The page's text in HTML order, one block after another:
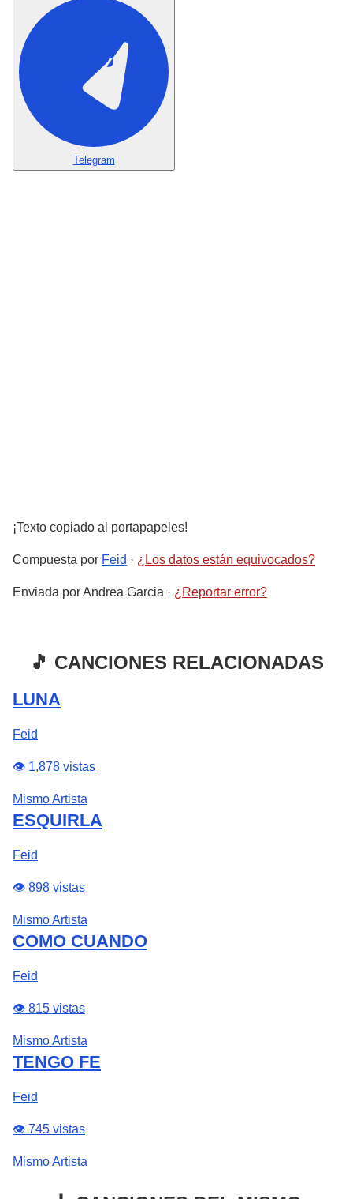
Telegram
¡Texto copiado al portapapeles!
Compuesta por Feid · ¿Los datos están equivocados?
Enviada porAndrea Garcia · ¿Reportar error?
🎵 CANCIONES RELACIONADAS
LUNA
Feid
👁️ 1,878 vistas
Mismo Artista
ESQUIRLA
Feid
👁️ 898 vistas
Mismo Artista
COMO CUANDO
Feid
👁️ 815 vistas
Mismo Artista
TENGO FE
Feid
👁️ 745 vistas
Mismo Artista